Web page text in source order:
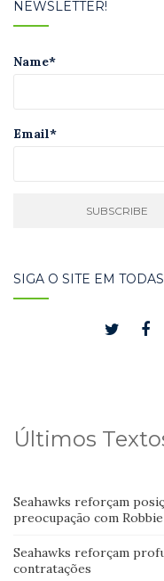
NEWSLETTER!
Name*
Email*
SIGA O SITE EM
Últimos
Seahawks reforçam
preocupação com
Seahawks reforçam
contratações